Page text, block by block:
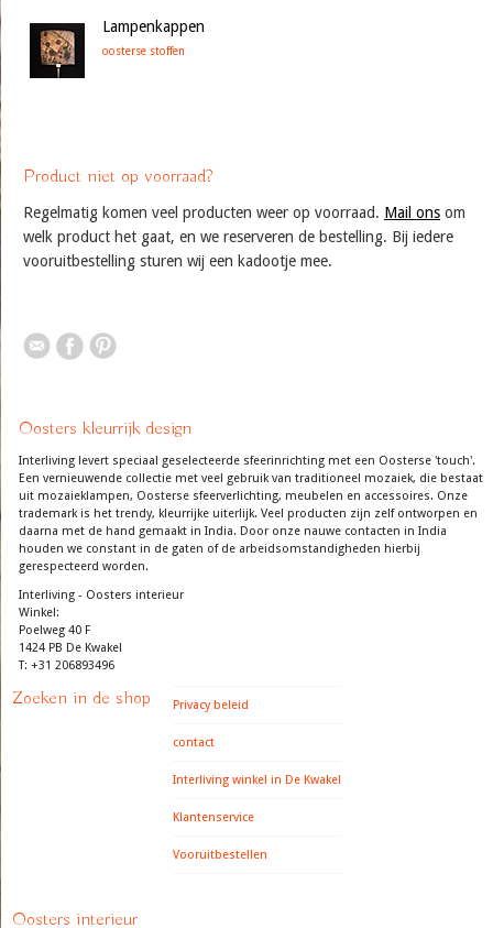
Lampenkappen
oosterse stoffen
Product niet op voorraad?
Regelmatig komen veel producten weer op voorraad. Mail ons om
welk product het gaat, en we reserveren de bestelling. Bij iedere
vooruitbestelling sturen wij een kadootje mee.
Oosters kleurrijk design
Interliving levert speciaal geselecteerde sfeerinrichting met een Oosterse 'touch'.
Een vernieuwende collectie met veel gebruik van traditioneel mozaiek, die bestaat
uit mozaieklampen, Oosterse sfeerverlichting, meubelen en accessoires. Onze
trademark is het trendy, kleurrijke uiterlijk. Veel producten zijn zelf ontworpen en
daarna met de hand gemaakt in India. Door onze nauwe contacten in India
houden we constant in de gaten of de arbeidsomstandigheden hierbij
gerespecteerd worden.
Interliving - Oosters interieur
Winkel:
Poelweg 40 F
1424 PB De Kwakel
T: +31 206893496
Zoeken in de shop Privacy beleid
contact
Interliving winkel in De Kwakel
Klantenservice
Vooruitbestellen
Oosters interieur